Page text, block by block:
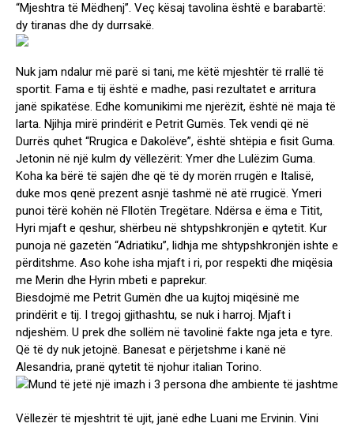
“Mjeshtra të Mëdhenj”. Veç kësaj tavolina është e barabartë:
dy tiranas dhe dy durrsakë.
Nuk jam ndalur më parë si tani, me këtë mjeshtër të rrallë të
sportit. Fama e tij është e madhe, pasi rezultatet e arritura
janë spikatëse. Edhe komunikimi me njerëzit, është në maja të
larta. Njihja mirë prindërit e Petrit Gumës. Tek vendi që në
Durrës quhet “Rrugica e Dakolëve”, është shtëpia e fisit Guma.
Jetonin në një kulm dy vëllezërit: Ymer dhe Lulëzim Guma.
Koha ka bërë të sajën dhe që të dy morën rrugën e Italisë,
duke mos qenë prezent asnjë tashmë në atë rrugicë. Ymeri
punoi tërë kohën në Fllotën Tregëtare. Ndërsa e ëma e Titit,
Hyri mjaft e qeshur, shërbeu në shtypshkronjën e qytetit. Kur
punoja në gazetën “Adriatiku”, lidhja me shtypshkronjën ishte e
përditshme. Aso kohe isha mjaft i ri, por respekti dhe miqësia
me Merin dhe Hyrin mbeti e paprekur.
Biesdojmë me Petrit Gumën dhe ua kujtoj miqësinë me
prindërit e tij. I tregoj gjithashtu, se nuk i harroj. Mjaft i
ndjeshëm. U prek dhe sollëm në tavolinë fakte nga jeta e tyre.
Që të dy nuk jetojnë. Banesat e përjetshme i kanë në
Alesandria, pranë qytetit të njohur italian Torino.
Vëllezër të mjeshtrit të ujit, janë edhe Luani me Ervinin. Vini